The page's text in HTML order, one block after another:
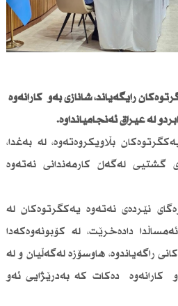
رایگەیاند، شانازی بەو كارانەوە
لە عیراق ئەنجامیانداوە.
بڵاویكروەتەوە، لە بەغدا،
گشتیی لەگەڵ كارمەندانی نەتەوە
نێردەی نەتەوە یەكگرتوەكان لە
دادەخرێت، لە كۆبونەوەكەدا
راگەیاندوە، هاوسۆزە لەگەڵیان و لە
كارانەوە دەكات كە بەدرێژایی ئەو